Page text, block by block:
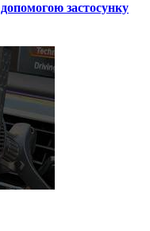
застосунку